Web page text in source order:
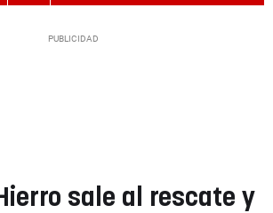
sale al rescate y